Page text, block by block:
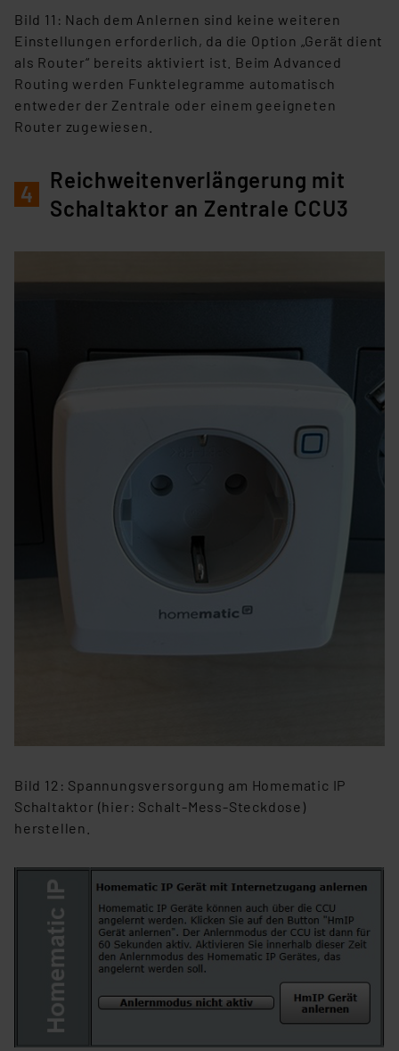
Bild 11: Nach dem Anlernen sind keine weiteren
Einstellungen erforderlich, da die Option „Gerät dient
als Router“ bereits aktiviert ist. Beim Advanced
Routing werden Funktelegramme automatisch
entweder der Zentrale oder einem geeigneten
Router zugewiesen.
4
Reichweitenverlängerung mit
Schaltaktor an Zentrale CCU3
Bild 12: Spannungsversorgung am Homematic IP
Schaltaktor (hier: Schalt-Mess-Steckdose)
herstellen.